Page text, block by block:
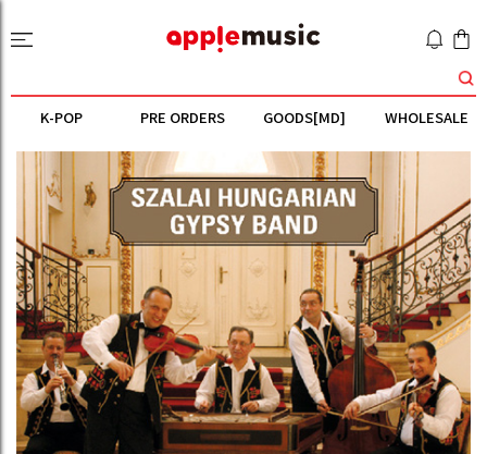
K-POP PRE ORDERS GOODS[MD] WHOLESALE